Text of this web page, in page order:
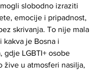
slobodno izraziti
emocije i pripadnost,
skrivanja. To nije mala
kakva je Bosna i
gdje LGBTI+ osobe
žive u atmosferi nasilja,